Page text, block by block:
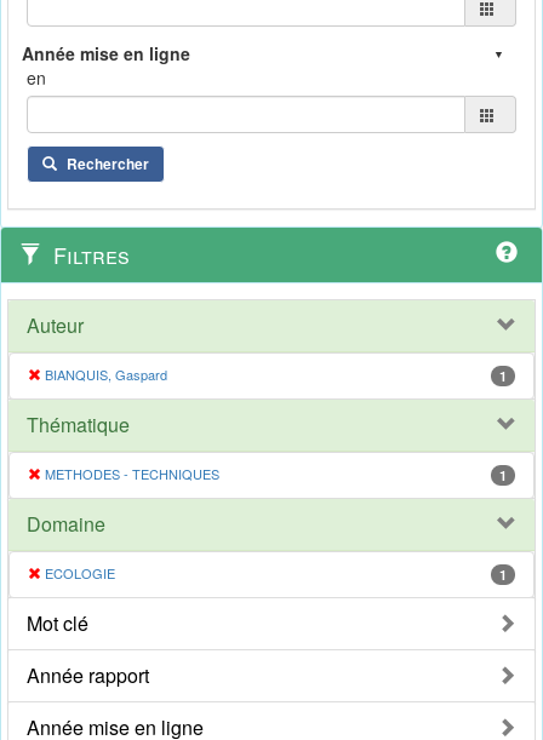
en
Rechercher
Filtres
Auteur
BIANQUIS, Gaspard 1
Thématique
METHODES - TECHNIQUES 1
Domaine
ECOLOGIE 1
Mot clé
Année rapport
Année mise en ligne